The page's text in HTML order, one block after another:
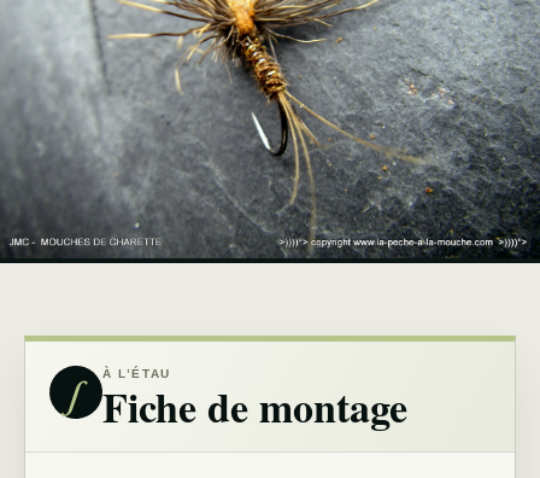
∫ À L’ÉTAU
Fiche de montage